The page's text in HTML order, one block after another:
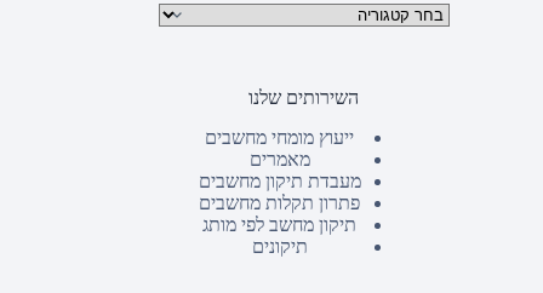
קטגוריות מוצרים
השירותים שלנו
ייעוץ מומחי מחשבים
מאמרים
מעבדת תיקון מחשבים
פתרון תקלות מחשבים
תיקון מחשב לפי מותג
תיקונים